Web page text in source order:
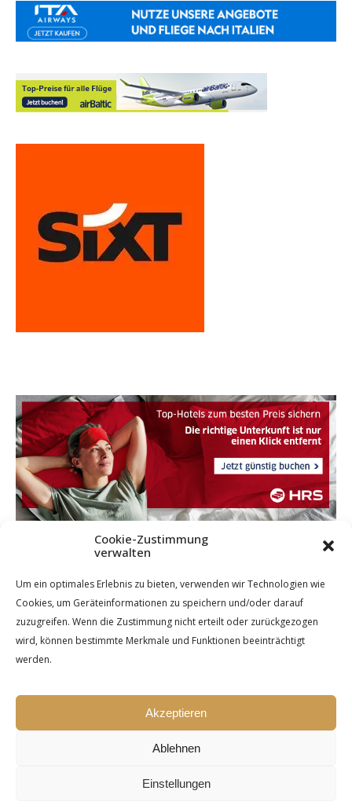
Cookie-Zustimmung
verwalten
Um ein optimales Erlebnis zu bieten, verwenden wir Technologien wie
Cookies, um Geräteinformationen zu speichern und/oder darauf
zuzugreifen. Wenn die Zustimmung nicht erteilt oder zurückgezogen
wird, können bestimmte Merkmale und Funktionen beeinträchtigt
werden.
Akzeptieren
Ablehnen
Einstellungen
Ashe Theme by Royal-Flush - 2026 ©